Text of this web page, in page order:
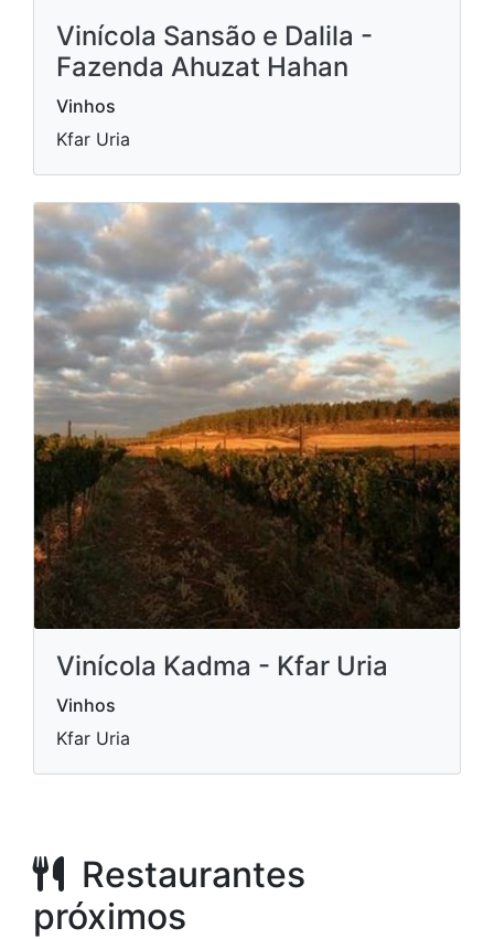
Vinícola Sansão e Dalila -
Fazenda Ahuzat Hahan
Vinhos
Kfar Uria
Vinícola Kadma - Kfar Uria
Vinhos
Kfar Uria
Restaurantes
próximos